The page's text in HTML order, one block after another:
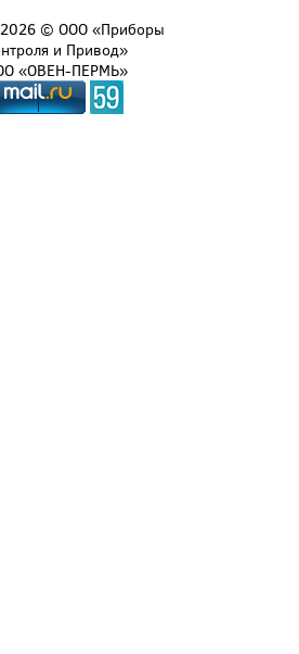
© ООО «Приборы
и Привод»
«ОВЕН-ПЕРМЬ»